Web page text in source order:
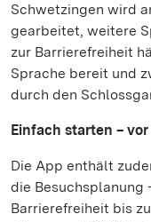
Schwetzingen wird
gearbeitet, weitere
zur Barrierefreiheit
Sprache bereit und
durch den
Einfach starten –
Die App enthält
die Besuchsplanung
Barrierefreiheit bis